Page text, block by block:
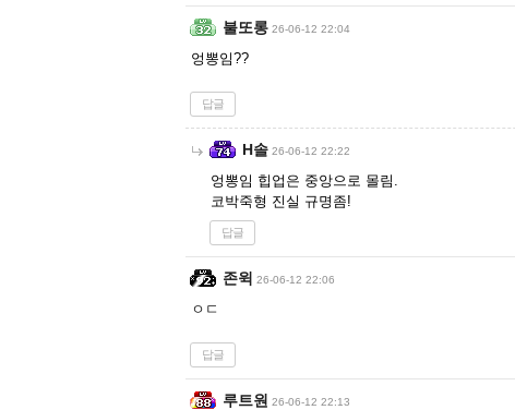
불또롱 26-06-12 22:04
엉뽕임??
답글
H솔 26-06-12 22:22
엉뽕임 힙업은 중앙으로 몰림.
코박죽형 진실 규명좀!
답글
존윅 26-06-12 22:06
ㅇㄷ
답글
루트원 26-06-12 22:13